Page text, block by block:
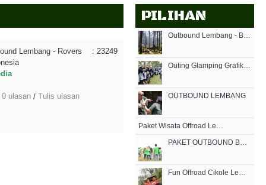
PILIHAN
Outbound Lembang - Bandung Outbound - Rovers Adventure Indonesia
Outing Glamping Grafika Cikole Bandung
OUTBOUND LEMBANG
Paket Wisata Offroad Lembang
PAKET OUTBOUND BANDUNG
Fun Offroad Cikole Lembang
: 23249
Lembang - Rovers
0 ulasan/ Tulis ulasan